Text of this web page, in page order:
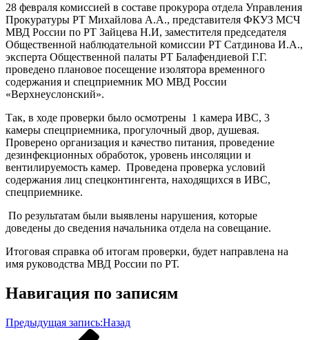
28 февраля комиссией в составе прокурора отдела Управления
Прокуратуры РТ Михайлова А.А., представителя ФКУЗ МСЧ
МВД России по РТ Зайцева Н.И, заместителя председателя
Общественной наблюдательной комиссии РТ Сатдинова И.А.,
эксперта Общественной палаты РТ Балафендиевой Г.Г.
проведено плановое посещение изолятора временного
содержания и спецприемник МО МВД России
«Верхнеуслонский».
Так, в ходе проверки было осмотрены 1 камера ИВС, 3
камеры спецприемника, прогулочный двор, душевая.
Проверено организация и качество питания, проведение
дезинфекционных обработок, уровень инсоляции и
вентилируемость камер. Проведена проверка условий
содержания лиц спецконтингента, находящихся в ИВС,
спецприемнике.
По результатам были выявлены нарушения, которые
доведены до сведения начальника отдела на совещание.
Итоговая справка об итогам проверки, будет направлена на
имя руководства МВД России по РТ.
Навигация по записям
Предыдущая запись:Назад